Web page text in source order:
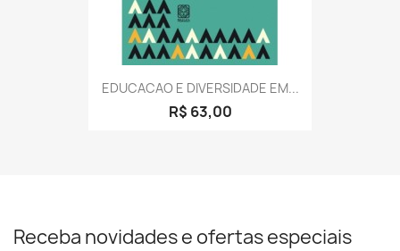
EDUCACAO E DIVERSIDADE EM...
R$ 63,00
Receba novidades e ofertas especiais